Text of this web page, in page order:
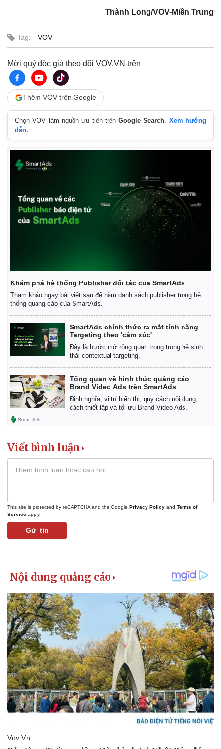
Khởi nghiệp
Tiêu dùng
Tỷ giá
Thành Long/VOV-Miền Trung
Tag: VOV
Mời quý độc giả theo dõi VOV.VN trên
Thêm VOV trên Google
Chọn VOV làm nguồn ưu tiên trênGoogle Search. Xem hướng
dẫn.
Khám phá hệ thống Publisher đối tác của SmartAds
Tham khảo ngay bài viết sau để nắm danh sách publisher trong hệ
thống quảng cáo của SmartAds.
SmartAds chính thức ra mắt tính năng
Targeting theo 'cảm xúc'
Đây là bước mở rộng quan trọng trong hệ sinh
thái contextual targeting.
Tổng quan về hình thức quảng cáo
Brand Video Ads trên SmartAds
Định nghĩa, vị trí hiển thị, quy cách nội dung,
cách thiết lập và tối ưu Brand Video Ads.
Viết bình luận
This site is protected by reCAPTCHA and the Google Privacy Policy and Terms of
Service apply.
Gửi tin